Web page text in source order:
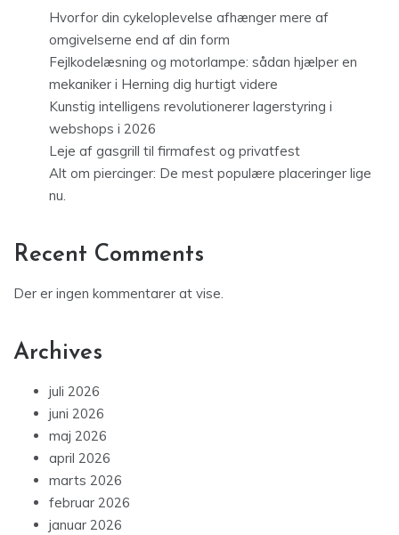
Hvorfor din cykeloplevelse afhænger mere af
omgivelserne end af din form
Fejlkodelæsning og motorlampe: sådan hjælper en
mekaniker i Herning dig hurtigt videre
Kunstig intelligens revolutionerer lagerstyring i
webshops i 2026
Leje af gasgrill til firmafest og privatfest
Alt om piercinger: De mest populære placeringer lige
nu.
Recent Comments
Der er ingen kommentarer at vise.
Archives
juli 2026
juni 2026
maj 2026
april 2026
marts 2026
februar 2026
januar 2026